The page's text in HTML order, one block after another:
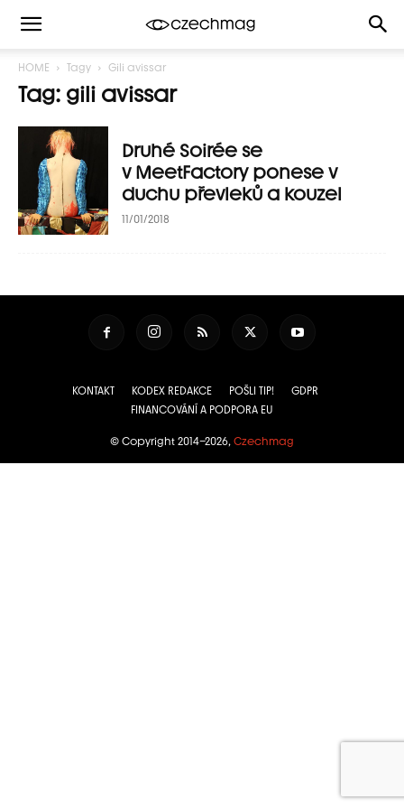
HOME Tagy Gili avissar
Tag: gili avissar
Druhé Soirée se
v MeetFactory ponese v
duchu převleků a kouzel
11/01/2018
KONTAKT KODEX REDAKCE POŠLI TIP!
GDPR
FINANCOVÁNÍ A PODPORA EU
© Copyright 2014–2026, Czechmag